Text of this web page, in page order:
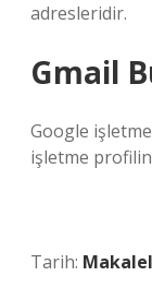
adresleridir.
Gmail
Google
işletme
Tarih: